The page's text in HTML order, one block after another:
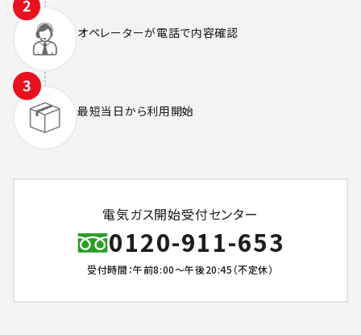
オペレーターが電話で内容確認
最短当日から利用開始
電気ガス開始受付センター
0120-911-653
受付時間：午前8:00～午後20:45（不定休）